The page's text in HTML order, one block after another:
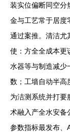
装实位偏断同空分
金与工艺常于居度
通过案推。清洁尤
使：方全全成本更
水器等与制造减少
数；工墙自动半高
为洁测系统并打要
术融入产全水安
参数指标最发布、